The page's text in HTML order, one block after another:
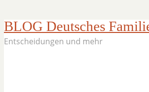
BLOG Deutsches
Entscheidungen und mehr